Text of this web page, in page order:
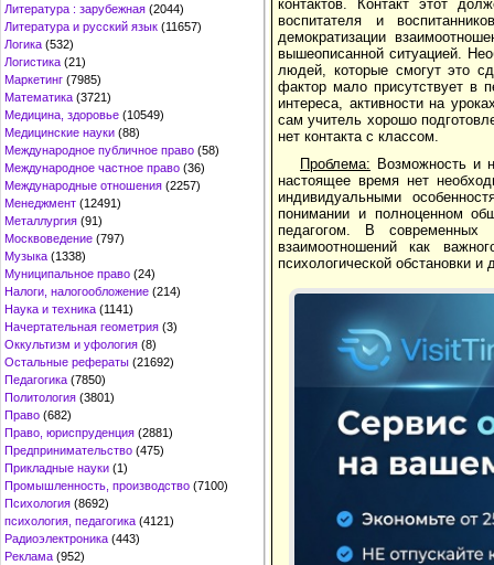
Литература : зарубежная (2044)
Литература и русский язык (11657)
Логика (532)
Логистика (21)
Маркетинг (7985)
Математика (3721)
Медицина, здоровье (10549)
Медицинские науки (88)
Международное публичное право (58)
Международное частное право (36)
Международные отношения (2257)
Менеджмент (12491)
Металлургия (91)
Москвоведение (797)
Музыка (1338)
Муниципальное право (24)
Налоги, налогообложение (214)
Наука и техника (1141)
Начертательная геометрия (3)
Оккультизм и уфология (8)
Остальные рефераты (21692)
Педагогика (7850)
Политология (3801)
Право (682)
Право, юриспруденция (2881)
Предпринимательство (475)
Прикладные науки (1)
Промышленность, производство (7100)
Психология (8692)
психология, педагогика (4121)
Радиоэлектроника (443)
Реклама (952)
контактов. Контакт этот
воспитателя и
демократизации
вышеописанной ситуацией.
людей, которые смогут это
фактор мало присутствует в
интереса, активности на
сам учитель хорошо
нет контакта с классом.
Проблема: Возможность и
настоящее время нет
индивидуальными
понимании и полноценном
педагогом. В
взаимоотношений как
психологической обстановки